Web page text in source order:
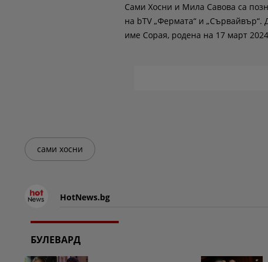
Сами Хосни и Мила Савова са
на bTV „Фермата“ и
име Сорая, родена на 17 март
сами хосни
HotNews.bg
БУЛЕВАРД